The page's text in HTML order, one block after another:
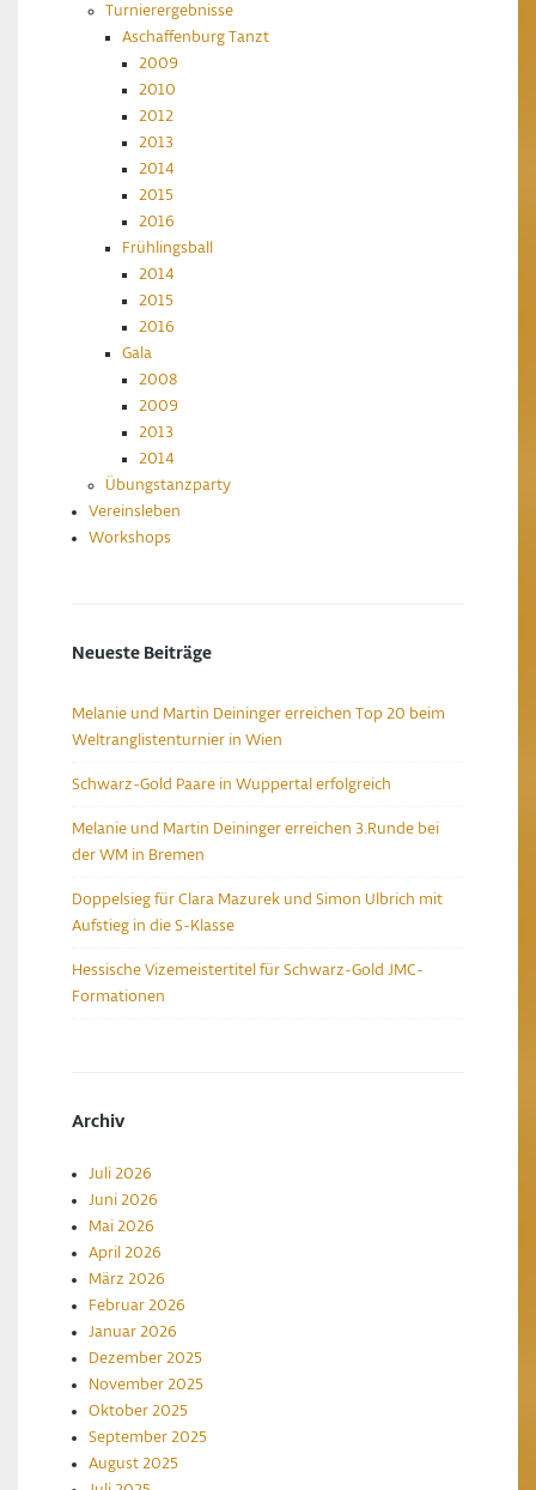
Turnierergebnisse
Aschaffenburg Tanzt
2009
2010
2012
2013
2014
2015
2016
Frühlingsball
2014
2015
2016
Gala
2008
2009
2013
2014
Übungstanzparty
Vereinsleben
Workshops
Neueste Beiträge
Melanie und Martin Deininger erreichen Top 20 beim
Weltranglistenturnier in Wien
Schwarz-Gold Paare in Wuppertal erfolgreich
Melanie und Martin Deininger erreichen 3.Runde bei
der WM in Bremen
Doppelsieg für Clara Mazurek und Simon Ulbrich mit
Aufstieg in die S-Klasse
Hessische Vizemeistertitel für Schwarz-Gold JMC-
Formationen
Archiv
Juli 2026
Juni 2026
Mai 2026
April 2026
März 2026
Februar 2026
Januar 2026
Dezember 2025
November 2025
Oktober 2025
September 2025
August 2025